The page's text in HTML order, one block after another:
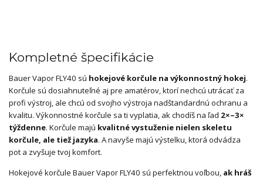
Kompletné špecifikácie
Bauer Vapor FLY40 sú hokejové korčule na výkonnostný hokej.
Korčule sú dosiahnuteľné aj pre amatérov, ktorí nechcú utrácať za
profi výstroj, ale chcú od svojho výstroja nadštandardnú ochranu a
kvalitu. Výkonnostné korčule sa ti vyplatia, ak chodíš na ľad 2×–3×
týždenne. Korčule majú kvalitné vystuženie nielen skeletu
korčule, ale tiež jazyka. A navyše majú výstelku, ktorá odvádza
pot a zvyšuje tvoj komfort.
Hokejové korčule Bauer Vapor FLY40 sú perfektnou voľbou, ak hráš